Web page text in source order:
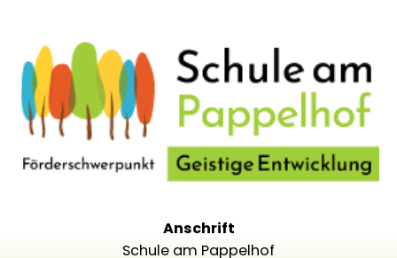
Anschrift
Schule am Pappelhof